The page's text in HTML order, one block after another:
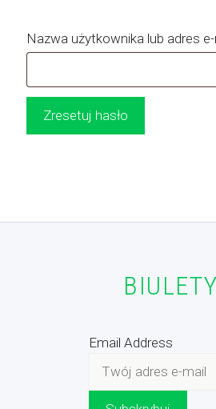
Nazwa użytkownika lub adres
Zresetuj hasło
Email Address